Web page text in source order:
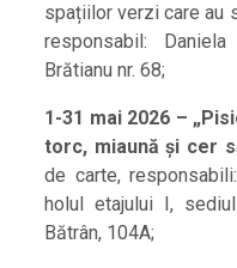
spațiilor verzi care au
responsabil:
Brătianu nr. 68;
1-31 mai 2026 –
torc, miaună și cer
de carte,
holul etajului I,
Bătrân, 104A;